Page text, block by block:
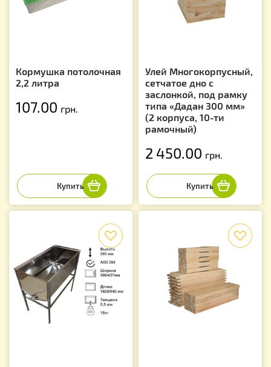
Кормушка потолочная
2,2 литра
107.00 грн.
Улей Многокорпусный,
сетчатое дно с
заслонкой, под рамку
типа «Дадан 300 мм»
(2 корпуса, 10-ти
рамочный)
2 450.00 грн.